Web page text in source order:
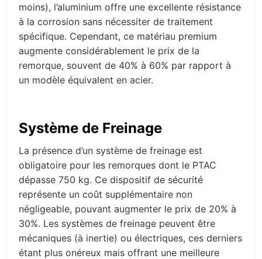
moins), l’aluminium offre une excellente résistance
à la corrosion sans nécessiter de traitement
spécifique. Cependant, ce matériau premium
augmente considérablement le prix de la
remorque, souvent de 40% à 60% par rapport à
un modèle équivalent en acier.
Système de Freinage
La présence d’un système de freinage est
obligatoire pour les remorques dont le PTAC
dépasse 750 kg. Ce dispositif de sécurité
représente un coût supplémentaire non
négligeable, pouvant augmenter le prix de 20% à
30%. Les systèmes de freinage peuvent être
mécaniques (à inertie) ou électriques, ces derniers
étant plus onéreux mais offrant une meilleure